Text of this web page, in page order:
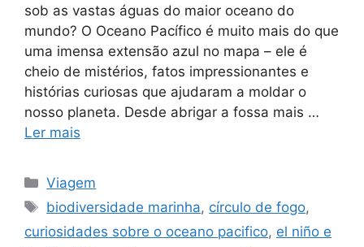
sob as vastas águas do maior oceano do
mundo? O Oceano Pacífico é muito mais do que
uma imensa extensão azul no mapa – ele é
cheio de mistérios, fatos impressionantes e
histórias curiosas que ajudaram a moldar o
nosso planeta. Desde abrigar a fossa mais …
Ler mais
Categorias
Viagem
Tags
biodiversidade marinha, círculo de fogo,
curiosidades sobre o oceano pacifico, el niño e